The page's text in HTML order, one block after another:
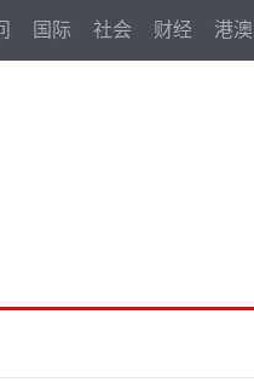
国际 社会 财经 港澳